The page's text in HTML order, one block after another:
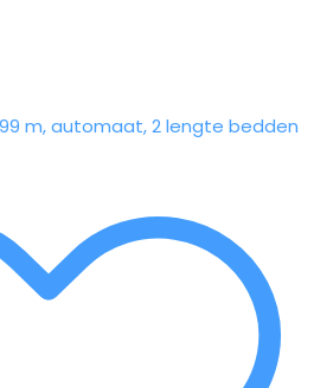
m, automaat, 2 lengte bedden